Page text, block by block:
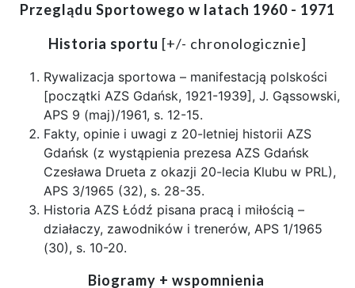
Przeglądu Sportowego w latach 1960 - 1971
Historia sportu [+/- chronologicznie]
Rywalizacja sportowa – manifestacją polskości
[początki AZS Gdańsk, 1921-1939], J. Gąssowski,
APS 9 (maj)/1961, s. 12-15.
Fakty, opinie i uwagi z 20-letniej historii AZS
Gdańsk (z wystąpienia prezesa AZS Gdańsk
Czesława Drueta z okazji 20-lecia Klubu w PRL),
APS 3/1965 (32), s. 28-35.
Historia AZS Łódź pisana pracą i miłością –
działaczy, zawodników i trenerów, APS 1/1965
(30), s. 10-20.
Biogramy + wspomnienia